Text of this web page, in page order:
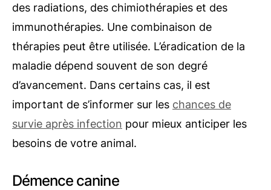
des radiations, des chimiothérapies et des
immunothérapies. Une combinaison de
thérapies peut être utilisée. L’éradication de la
maladie dépend souvent de son degré
d’avancement. Dans certains cas, il est
important de s’informer sur les chances de
survie après infection pour mieux anticiper les
besoins de votre animal.
Démence canine